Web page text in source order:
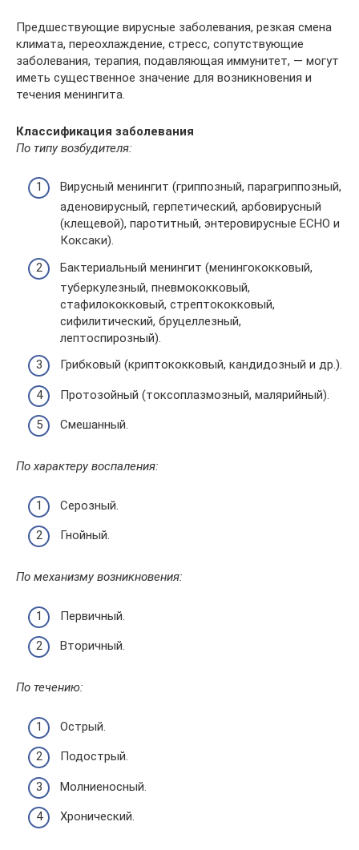
Предшествующие вирусные заболевания, резкая смена
климата, переохлаждение, стресс, сопутствующие
заболевания, терапия, подавляющая иммунитет, — могут
иметь существенное значение для возникновения и
течения менингита.
Классификация заболевания
По типу возбудителя:
Вирусный менингит (гриппозный, парагриппозный,
аденовирусный, герпетический, арбовирусный
(клещевой), паротитный, энтеровирусные ЕСНО и
Коксаки).
Бактериальный менингит (менингококковый,
туберкулезный, пневмококковый,
стафилококковый, стрептококковый,
сифилитический, бруцеллезный,
лептоспирозный).
Грибковый (криптококковый, кандидозный и др.).
Протозойный (токсоплазмозный, малярийный).
Смешанный.
По характеру воспаления:
Серозный.
Гнойный.
По механизму возникновения:
Первичный.
Вторичный.
По течению:
Острый.
Подострый.
Молниеносный.
Хронический.